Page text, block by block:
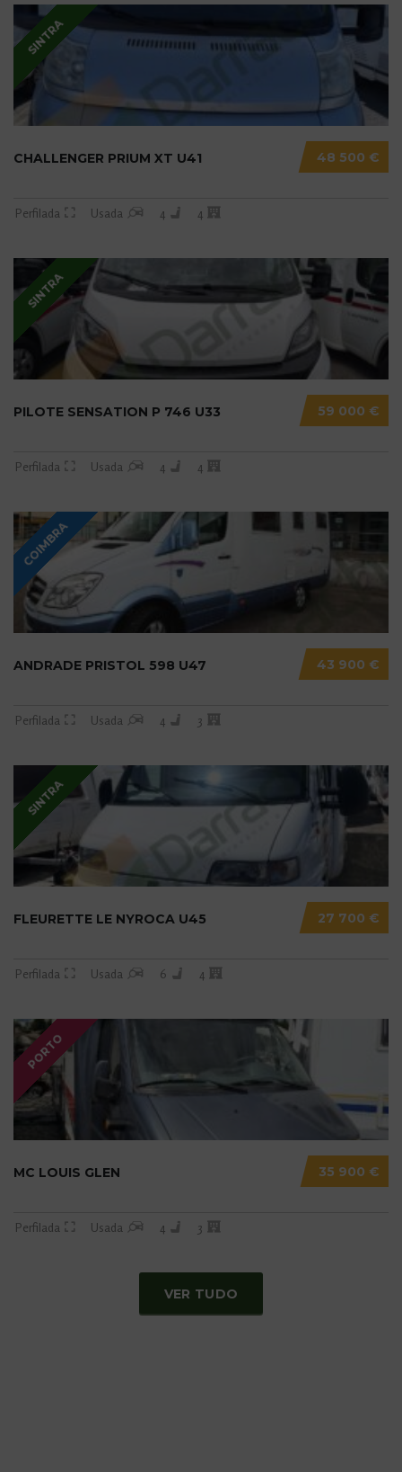
SINTRA
48 500 €
CHALLENGER PRIUM XT U41
Perfilada Usada 4 4
SINTRA
59 000 €
PILOTE SENSATION P 746 U33
Perfilada Usada 4 4
COIMBRA
43 900 €
ANDRADE PRISTOL 598 U47
Perfilada Usada 4 3
SINTRA
27 700 €
FLEURETTE LE NYROCA U45
Perfilada Usada 6 4
PORTO
35 900 €
MC LOUIS GLEN
Perfilada Usada 4 3
VER TUDO